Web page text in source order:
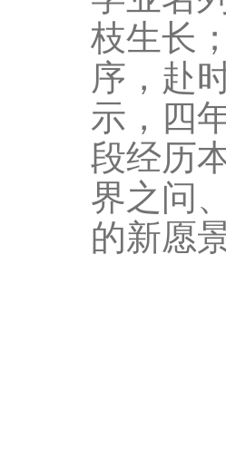
枝生长
序，赴
示，四
段经历
界之问
的新愿景